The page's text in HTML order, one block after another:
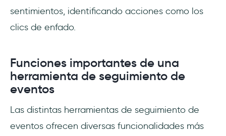
sentimientos, identificando acciones como los
clics de enfado.
Funciones importantes de una
herramienta de seguimiento de
eventos
Las distintas herramientas de seguimiento de
eventos ofrecen diversas funcionalidades más